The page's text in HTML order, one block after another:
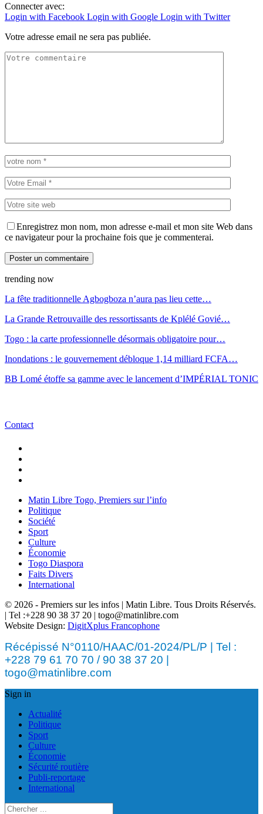
Connecter avec:
Login with Facebook Login with Google Login with Twitter
Votre adresse email ne sera pas publiée.
Enregistrez mon nom, mon adresse e-mail et mon site Web dans
ce navigateur pour la prochaine fois que je commenterai.
trending now
La fête traditionnelle Agbogboza n’aura pas lieu cette…
La Grande Retrouvaille des ressortissants de Kplélé Govié…
Togo : la carte professionnelle désormais obligatoire pour…
Inondations : le gouvernement débloque 1,14 milliard FCFA…
BB Lomé étoffe sa gamme avec le lancement d’IMPÉRIAL TONIC
Contact
Matin Libre Togo, Premiers sur l’info
Politique
Société
Sport
Culture
Économie
Togo Diaspora
Faits Divers
International
© 2026 - Premiers sur les infos | Matin Libre. Tous Droits Réservés.
| Tel :+228 90 38 37 20 | togo@matinlibre.com
Website Design: DigitXplus Francophone
Récépissé N°0110/HAAC/01-2024/PL/P | Tel :
+228 79 61 70 70 / 90 38 37 20 |
togo@matinlibre.com
Sign in
Actualité
Politique
Sport
Culture
Économie
Sécurité routière
Publi-reportage
International